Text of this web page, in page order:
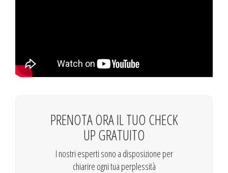
PRENOTA ORA IL TUO CHECK
UP GRATUITO
I nostri esperti sono a disposizione per
chiarire ogni tua perplessità